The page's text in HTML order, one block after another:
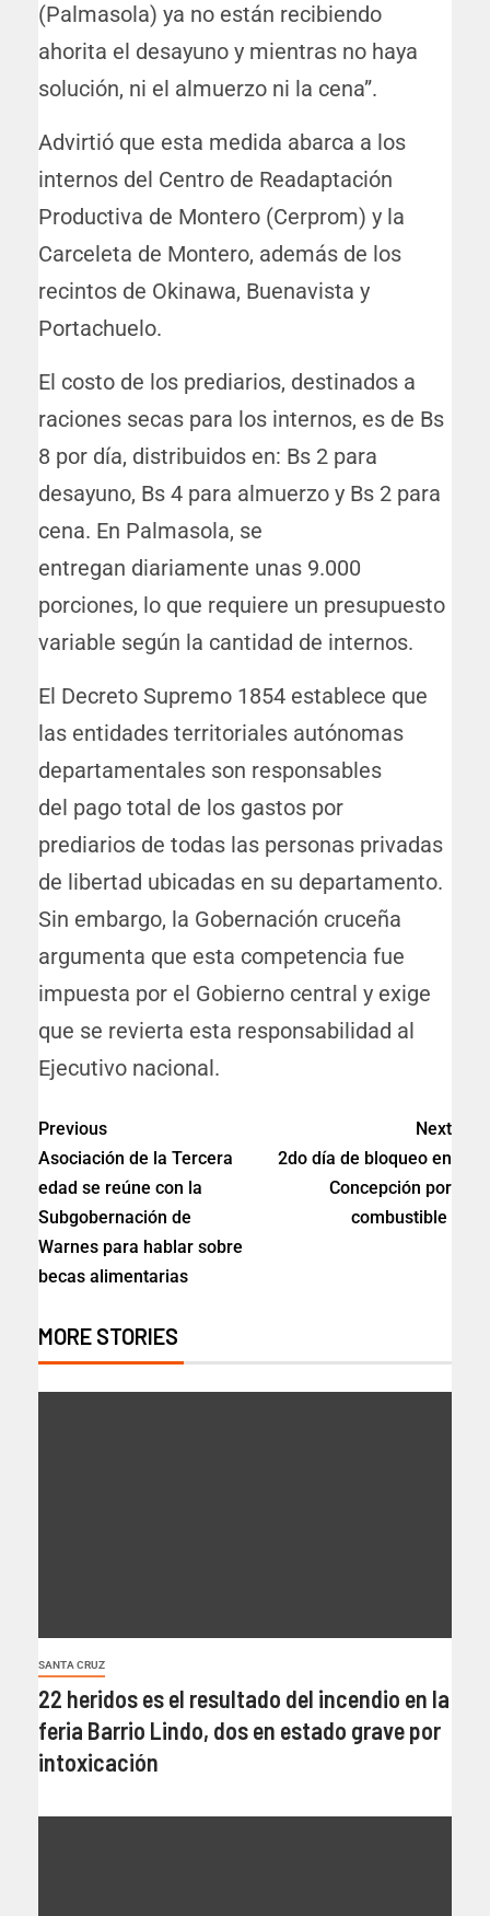
(Palmasola) ya no están recibiendo
ahorita el desayuno y mientras no haya
solución, ni el almuerzo ni la cena”.
Advirtió que esta medida abarca a los
internos del Centro de Readaptación
Productiva de Montero (Cerprom) y la
Carceleta de Montero, además de los
recintos de Okinawa, Buenavista y
Portachuelo.
El costo de los prediarios, destinados a
raciones secas para los internos, es de Bs
8 por día, distribuidos en: Bs 2 para
desayuno, Bs 4 para almuerzo y Bs 2 para
cena. En Palmasola, se
entregan diariamente unas 9.000
porciones, lo que requiere un presupuesto
variable según la cantidad de internos.
El Decreto Supremo 1854 establece que
las entidades territoriales autónomas
departamentales son responsables
del pago total de los gastos por
prediarios de todas las personas privadas
de libertad ubicadas en su departamento.
Sin embargo, la Gobernación cruceña
argumenta que esta competencia fue
impuesta por el Gobierno central y exige
que se revierta esta responsabilidad al
Ejecutivo nacional.
Previous
Asociación de la Tercera
edad se reúne con la
Subgobernación de
Warnes para hablar sobre
becas alimentarias
Next
2do día de bloqueo en
Concepción por
combustible
MORE STORIES
SANTA CRUZ
22 heridos es el resultado del incendio en la
feria Barrio Lindo, dos en estado grave por
intoxicación